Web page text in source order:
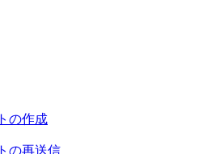
の作成
の再送信